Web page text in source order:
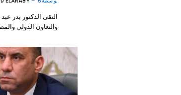
التقى الدكتور بدر
والتعاون الدولي